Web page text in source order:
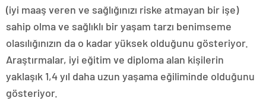
(iyi maaş veren ve sağlığınızı riske atmayan bir işe)
sahip olma ve sağlıklı bir yaşam tarzı benimseme
olasılığınızın da o kadar yüksek olduğunu gösteriyor.
Araştırmalar, iyi eğitim ve diploma alan kişilerin
yaklaşık 1,4 yıl daha uzun yaşama eğiliminde olduğunu
gösteriyor.